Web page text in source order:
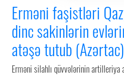
Erməni faşistləri
dinc sakinlərin
atəşə tutub (Azərtac)
Erməni silahlı qüvvələrinin